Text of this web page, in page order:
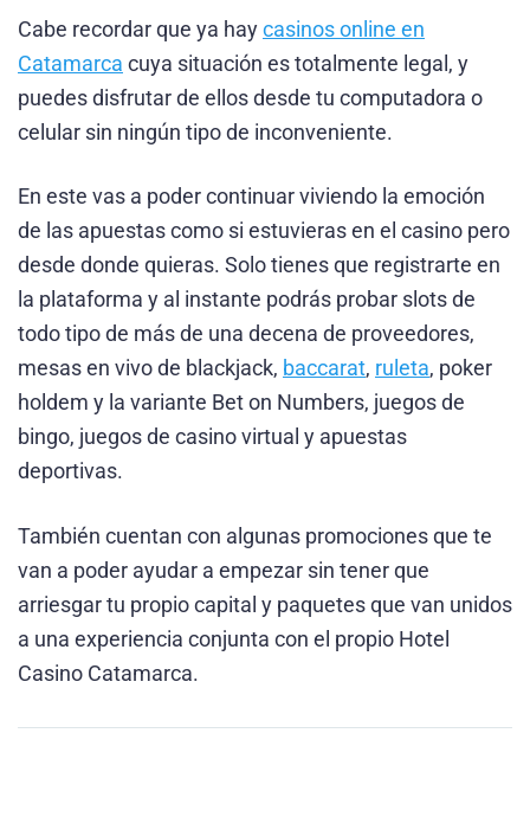
Cabe recordar que ya hay casinos online en
Catamarca cuya situación es totalmente legal, y
puedes disfrutar de ellos desde tu computadora o
celular sin ningún tipo de inconveniente.
En este vas a poder continuar viviendo la emoción
de las apuestas como si estuvieras en el casino pero
desde donde quieras. Solo tienes que registrarte en
la plataforma y al instante podrás probar slots de
todo tipo de más de una decena de proveedores,
mesas en vivo de blackjack, baccarat, ruleta, poker
holdem y la variante Bet on Numbers, juegos de
bingo, juegos de casino virtual y apuestas
deportivas.
También cuentan con algunas promociones que te
van a poder ayudar a empezar sin tener que
arriesgar tu propio capital y paquetes que van unidos
a una experiencia conjunta con el propio Hotel
Casino Catamarca.